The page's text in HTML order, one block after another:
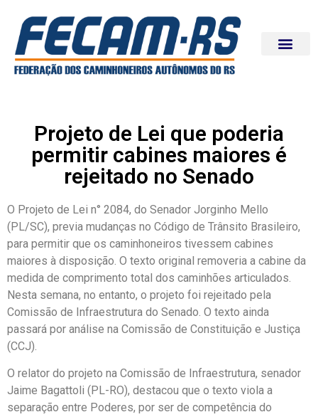
Projeto de Lei que poderia
permitir cabines maiores é
rejeitado no Senado
O Projeto de Lei n° 2084, do Senador Jorginho Mello
(PL/SC), previa mudanças no Código de Trânsito Brasileiro,
para permitir que os caminhoneiros tivessem cabines
maiores à disposição. O texto original removeria a cabine da
medida de comprimento total dos caminhões articulados.
Nesta semana, no entanto, o projeto foi rejeitado pela
Comissão de Infraestrutura do Senado. O texto ainda
passará por análise na Comissão de Constituição e Justiça
(CCJ).
O relator do projeto na Comissão de Infraestrutura, senador
Jaime Bagattoli (PL-RO), destacou que o texto viola a
separação entre Poderes, por ser de competência do